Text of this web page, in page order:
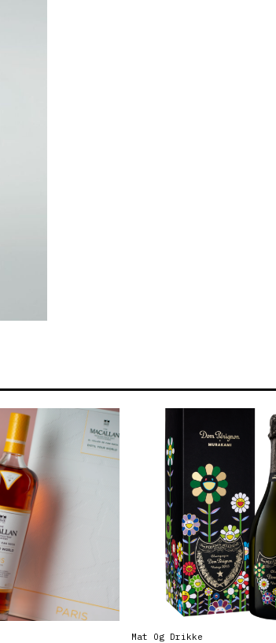
Mat Og Drikke